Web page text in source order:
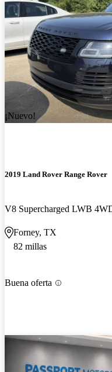
¡Nuevo!
2019 Land Rover Range Rover
V8 Supercharged LWB
Forney, TX
82 millas
Buena oferta